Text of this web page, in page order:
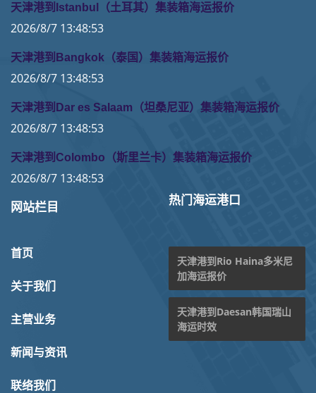
天津港到Istanbul（土耳其）集装箱海运报价
2026/8/7 13:48:53
天津港到Bangkok（泰国）集装箱海运报价
2026/8/7 13:48:53
天津港到Dar es Salaam（坦桑尼亚）集装箱海运报价
2026/8/7 13:48:53
天津港到Colombo（斯里兰卡）集装箱海运报价
2026/8/7 13:48:53
网站栏目
首页
关于我们
主营业务
新闻与资讯
联络我们
热门海运港口
天津港到Rio Haina多米尼
加海运报价
天津港到Daesan韩国瑞山
海运时效